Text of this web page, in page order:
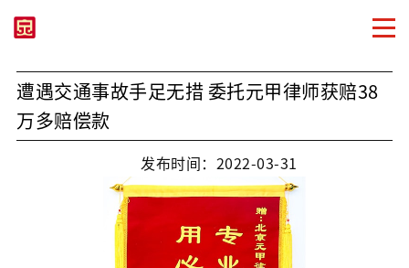
遭遇交通事故手足无措 委托元甲律师获赔38
万多赔偿款
发布时间：2022-03-31